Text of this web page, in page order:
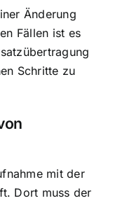
Änderung
Fällen ist es
Schritte zu
mit der
Dort muss der